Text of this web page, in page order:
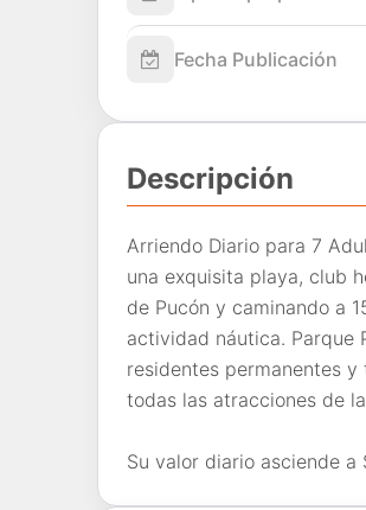
Fecha Publicación
Descripción
Arriendo Diario para 7
una exquisita playa, club
de Pucón y caminando a
actividad náutica. Parque
residentes permanentes
todas las atracciones de
Su valor diario asciende